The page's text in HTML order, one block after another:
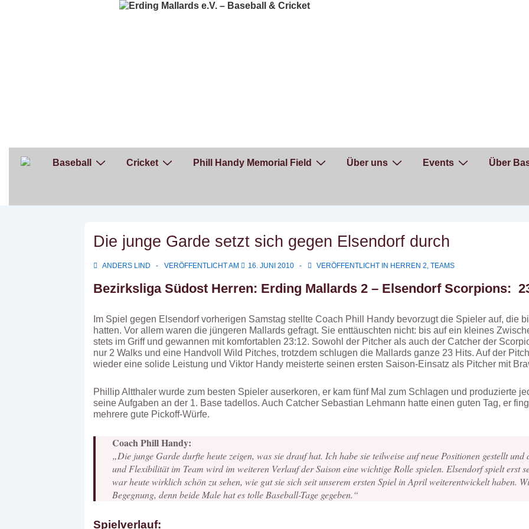
Baseball
Cricket Phill Handy Memorial Field Über uns Events Über
Die junge Garde setzt sich gegen Elsendorf durch
ANDERS LIND VERÖFFENTLICHT AM 16. JUNI 2010 VERÖFFENTLICHT IN HERREN 2, TEAMS
Bezirksliga Südost Herren: Erding Mallards 2 – Elsendorf Scorpions:
Im Spiel gegen Elsendorf vorherigen Samstag stellte Coach Phill Handy bevorzugt die Spieler auf, die
hatten. Vor allem waren die jüngeren Mallards gefragt. Sie enttäuschten nicht: bis auf ein kleines
stets im Griff und gewannen mit komfortablen 23:12. Sowohl der Pitcher als auch der Catcher der
nur 2 Walks und eine Handvoll Wild Pitches, trotzdem schlugen die Mallards ganze 23 Hits. Auf der
wieder eine solide Leistung und Viktor Handy meisterte seinen ersten Saison-Einsatz als Pitcher mit
Phillip Altthaler wurde zum besten Spieler auserkoren, er kam fünf Mal zum Schlagen und produzierte
seine Aufgaben an der 1. Base tadellos. Auch Catcher Sebastian Lehmann hatte einen guten Tag, er
mehrere gute Pickoff-Würfe.
Coach Phill Handy:
„Die junge Garde durfte heute zeigen, was sie drauf hat. Ich habe sie teilweise auf neue Positionen gestellt
und Flexibilität im Team wird im weiteren Verlauf der Saison eine wichtige Rolle spielen. Elsendorf spielt erst
war heute wirklich schön zu sehen, wie gut sie sich seit unserem ersten Spiel in April weiterentwickelt haben.
Begegnung, denn beide Male hat es tolle Baseball-Tage gegeben.“
Spielverlauf: